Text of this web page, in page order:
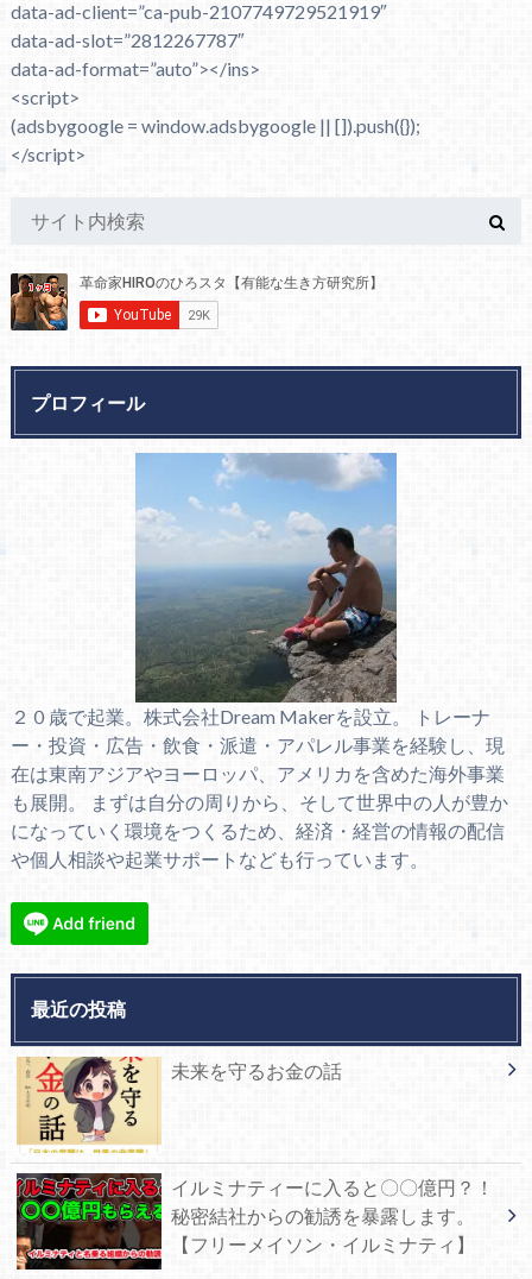
data-ad-client=”ca-pub-2107749729521919″
data-ad-slot=”2812267787″
data-ad-format=”auto”></ins>
<script>
(adsbygoogle = window.adsbygoogle || []).push({});
</script>
プロフィール
２０歳で起業。株式会社Dream Makerを設立。 トレーナ
ー・投資・広告・飲食・派遣・アパレル事業を経験し、現
在は東南アジアやヨーロッパ、アメリカを含めた海外事業
も展開。 まずは自分の周りから、そして世界中の人が豊か
になっていく環境をつくるため、経済・経営の情報の配信
や個人相談や起業サポートなども行っています。
最近の投稿
未来を守るお金の話
イルミナティーに入ると〇〇億円？！
秘密結社からの勧誘を暴露します。
【フリーメイソン・イルミナティ】